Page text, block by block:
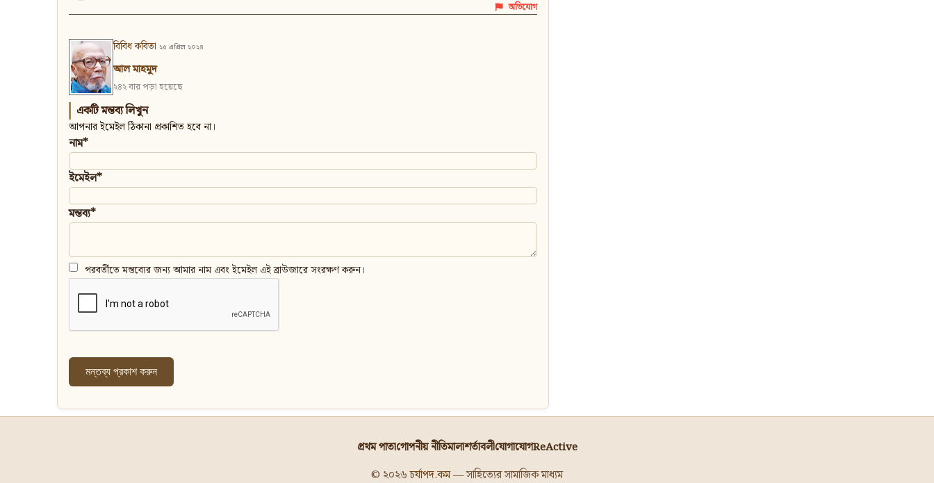
অভিযোগ
বিবিধ কবিতা ২৫ এপ্রিল ২০২৪
আল মাহমুদ
২৪২ বার পড়া হয়েছে
একটি মন্তব্য লিখুন
আপনার ইমেইল ঠিকানা প্রকাশিত হবে না।
নাম*
ইমেইল*
মন্তব্য*
পরবর্তীতে মন্তব্যের জন্য আমার নাম এবং ইমেইল এই ব্রাউজারে সংরক্ষণ করুন।
প্রথম পাতাগোপনীয় নীতিমালাশর্তাবলীযোগাযোগReActive
© ২০২৬চর্যাপদ.কম— সাহিত্যের সামাজিক মাধ্যম